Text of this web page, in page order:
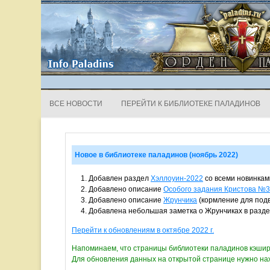
Info Paladins Новости и события
ВСЕ НОВОСТИ
ПЕРЕЙТИ К БИБЛИОТЕКЕ ПАЛАДИНОВ
Новое в библиотеке паладинов (ноябрь 2022)
Добавлен раздел Хэллоуин-2022 со всеми
Добавлено описание Особого задания Кристова №3
Добавлено описание Жрунчика (кормление для
Добавлена небольшая заметка о Жрунчиках в
Перейти к обновлениям в октябре 2022 г.
Напоминаем, что страницы библиотеки паладинов
Для обновления данных на открытой странице нужно